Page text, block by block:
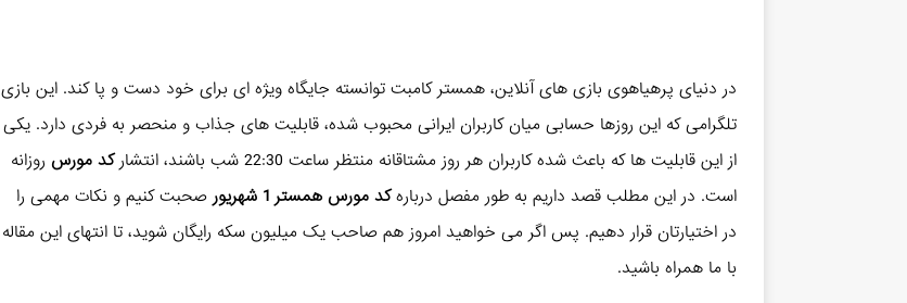
در دنیای پرهیاهوی بازی های آنلاین، همستر کامبت توانسته جایگاه ویژه ای برای خود دست و پا کند. این بازی
تلگرامی که این روزها حسابی میان کاربران ایرانی محبوب شده، قابلیت های جذاب و منحصر به فردی دارد. یکی
از این قابلیت ها که باعث شده کاربران هر روز مشتاقانه منتظر ساعت 22:30 شب باشند، انتشار
کد مورس روزانه
است. در این مطلب قصد داریم به طور مفصل دربارهکد مورس همستر 1 شهریور
صحبت کنیم و نکات مهمی را
در اختیارتان قرار دهیم. پس اگر می خواهید امروز هم صاحب یک میلیون سکه رایگان شوید، تا انتهای این مقاله
با ما همراه باشید.